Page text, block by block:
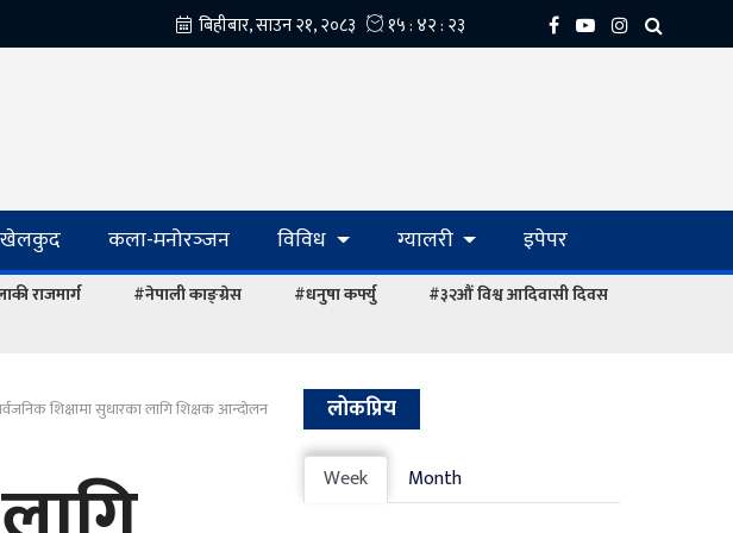
खेलकुद कला-मनोरञ्‍जन विविध ग्यालरी इपेपर
राजमार्ग #नेपाली काङ्ग्रेस #धनुषा कर्फ्यु
#३२औं विश्व आदिवासी दिवस
शिक्षामा सुधारका लागि शिक्षक आन्दोलन लोकप्रिय
Week Month